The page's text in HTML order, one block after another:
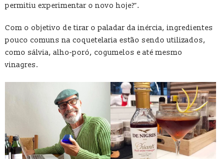
permitiu experimentar o novo hoje?”.
Com o objetivo de tirar o paladar da inércia, ingredientes
pouco comuns na coquetelaria estão sendo utilizados,
como sálvia, alho-poró, cogumelos e até mesmo
vinagres.